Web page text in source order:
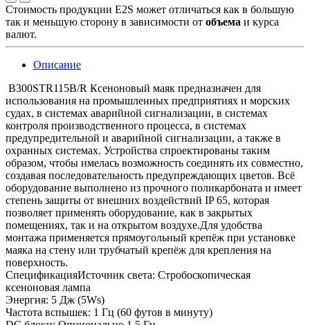
Стоимость продукции E2S может отличаться как в большую
так и меньшую сторону в зависимости от объема и курса
валют.
Описание
B300STR115B/R Ксеноновый маяк предназначен для
использования на промышленных предприятиях и морских
судах, в системах аварийной сигнализации, в системах
контроля производственного процесса, в системах
предупредительной и аварийной сигнализации, а также в
охранных системах. Устройства спроектированы таким
образом, чтобы имелась возможность соединять их совместно,
создавая последовательность предупреждающих цветов. Всё
оборудование выполнено из прочного поликарбоната и имеет
степень защиты от внешних воздействий IP 65, которая
позволяет применять оборудование, как в закрытых
помещениях, так и на открытом воздухе.Для удобства
монтажа применяется прямоугольный крепёж при установке
маяка на стену или трубчатый крепёж для крепления на
поверхность.
СпецификацияИсточник света: Стробоскопическая
ксеноновая лампа
Энергия: 5 Дж (5Ws)
Частота вспышек: 1 Гц (60 футов в минуту)